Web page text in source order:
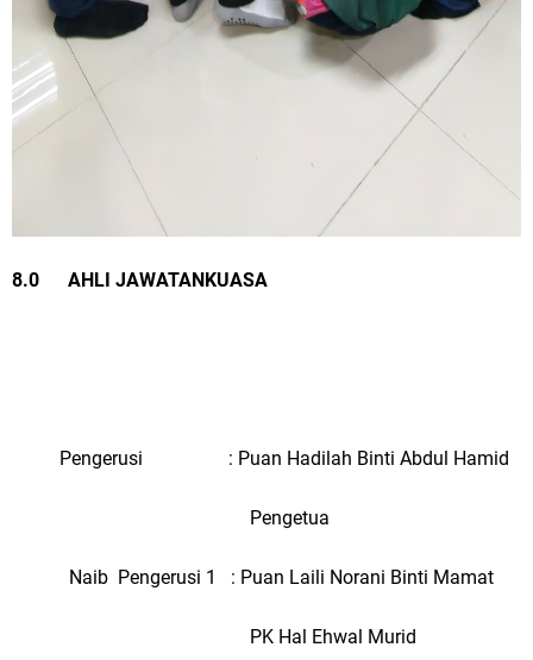
8.0 AHLI JAWATANKUASA
Pengerusi : Puan Hadilah Binti Abdul Hamid
Pengetua
Naib Pengerusi 1 : Puan Laili Norani Binti Mamat
PK Hal Ehwal Murid